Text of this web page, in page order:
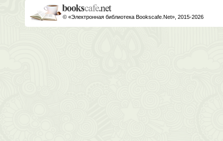
© «Электронная библиотека Bookscafe.Net», 2015-2026